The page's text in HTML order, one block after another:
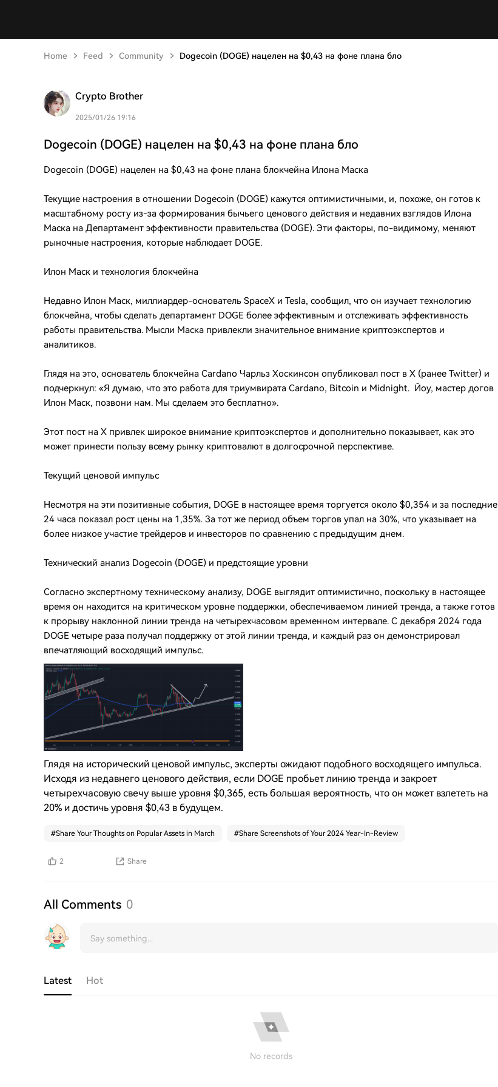
Home Feed Community Dogecoin (DOGE) нацелен на $0,43 на фоне плана бло
Crypto Brother
2025/01/26 19:16
Dogecoin (DOGE) нацелен на $0,43 на фоне плана бло
Dogecoin (DOGE) нацелен на $0,43 на фоне плана блокчейна Илона Маска
Текущие настроения в отношении Dogecoin (DOGE) кажутся оптимистичными, и, похоже, он готов к
масштабному росту из-за формирования бычьего ценового действия и недавних взглядов Илона
Маска на Департамент эффективности правительства (DOGE). Эти факторы, по-видимому, меняют
рыночные настроения, которые наблюдает DOGE.
Илон Маск и технология блокчейна
Недавно Илон Маск, миллиардер-основатель SpaceX и Tesla, сообщил, что он изучает технологию
блокчейна, чтобы сделать департамент DOGE более эффективным и отслеживать эффективность
работы правительства. Мысли Маска привлекли значительное внимание криптоэкспертов и
аналитиков.
Глядя на это, основатель блокчейна Cardano Чарльз Хоскинсон опубликовал пост в X (ранее Twitter) и
подчеркнул: «Я думаю, что это работа для триумвирата Cardano, Bitcoin и Midnight. Йоу, мастер догов
Илон Маск, позвони нам. Мы сделаем это бесплатно».
Этот пост на X привлек широкое внимание криптоэкспертов и дополнительно показывает, как это
может принести пользу всему рынку криптовалют в долгосрочной перспективе.
Текущий ценовой импульс
Несмотря на эти позитивные события, DOGE в настоящее время торгуется около $0,354 и за последние
24 часа показал рост цены на 1,35%. За тот же период объем торгов упал на 30%, что указывает на
более низкое участие трейдеров и инвесторов по сравнению с предыдущим днем.
Технический анализ Dogecoin (DOGE) и предстоящие уровни
Согласно экспертному техническому анализу, DOGE выглядит оптимистично, поскольку в настоящее
время он находится на критическом уровне поддержки, обеспечиваемом линией тренда, а также готов
к прорыву наклонной линии тренда на четырехчасовом временном интервале. С декабря 2024 года
DOGE четыре раза получал поддержку от этой линии тренда, и каждый раз он демонстрировал
впечатляющий восходящий импульс.
Глядя на исторический ценовой импульс, эксперты ожидают подобного восходящего импульса.
Исходя из недавнего ценового действия, если DOGE пробьет линию тренда и закроет
четырехчасовую свечу выше уровня $0,365, есть большая вероятность, что он может взлететь на
20% и достичь уровня $0,43 в будущем.
#Share Your Thoughts on Popular Assets in March #Share Screenshots of Your 2024 Year-In-Review
2 Share
All Comments 0
Latest Hot
No records